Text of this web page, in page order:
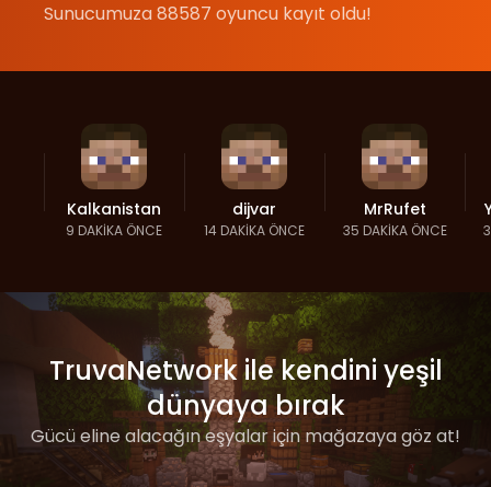
Sunucumuza 88587 oyuncu kayıt oldu!
Kalkanistan
9 DAKIKA ÖNCE
dijvar
14 DAKIKA ÖNCE
MrRufet
35 DAKIKA ÖNCE
TruvaNetwork ile kendini yeşil
dünyaya bırak
Gücü eline alacağın eşyalar için mağazaya göz at!